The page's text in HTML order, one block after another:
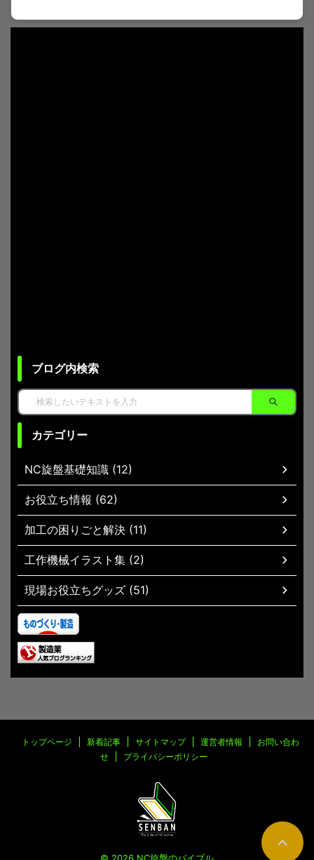
ブログ内検索
カテゴリー
NC旋盤基礎知識 (12)
お役立ち情報 (62)
加工の困りごと解決 (11)
工作機械イラスト集 (2)
現場お役立ちグッズ (51)
トップページ 新着記事 サイトマップ 運営者情報
お問い合わ
せ
プライバシーポリシー
© 2026 NC旋盤のバイブル